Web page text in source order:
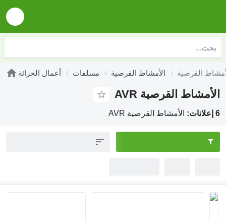
أعمال الحراثة مسلفات الأمشاط القرصية
الأمشاط القرصية AVR
6 إعلانات: الأمشاط القرصية AVR